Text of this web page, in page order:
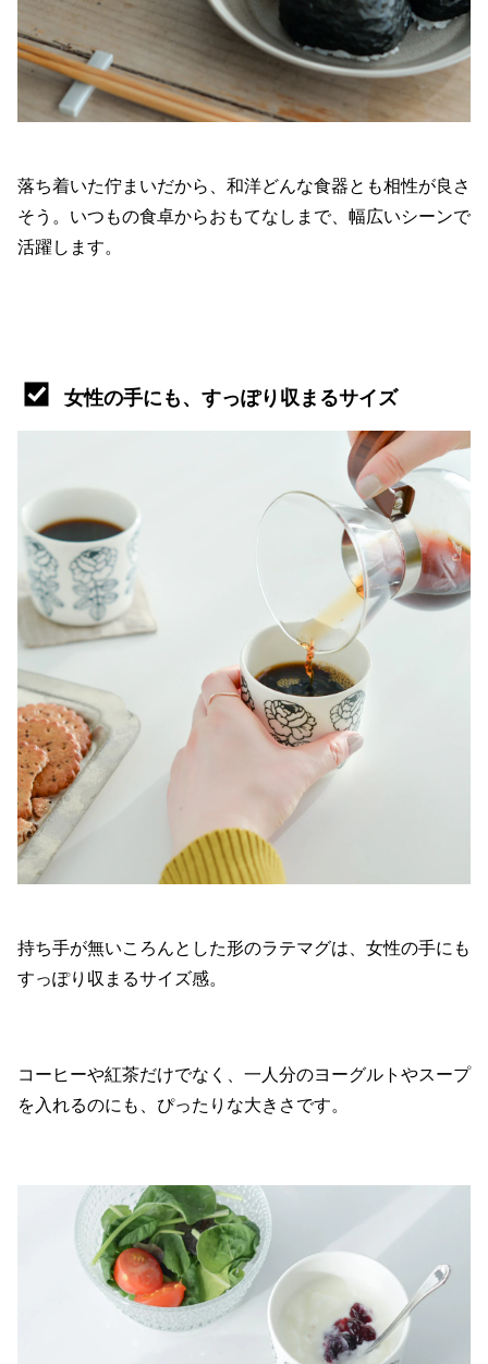
落ち着いた佇まいだから、和洋どんな食器とも相性が良さ
そう。いつもの食卓からおもてなしまで、幅広いシーンで
活躍します。
女性の手にも、すっぽり収まるサイズ
持ち手が無いころんとした形のラテマグは、女性の手にも
すっぽり収まるサイズ感。
コーヒーや紅茶だけでなく、一人分のヨーグルトやスープ
を入れるのにも、ぴったりな大きさです。